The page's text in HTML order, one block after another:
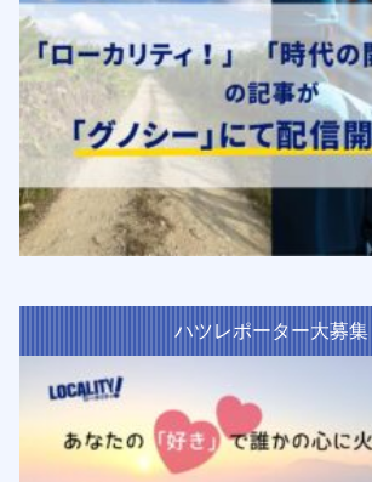
ハツレポーター大募集